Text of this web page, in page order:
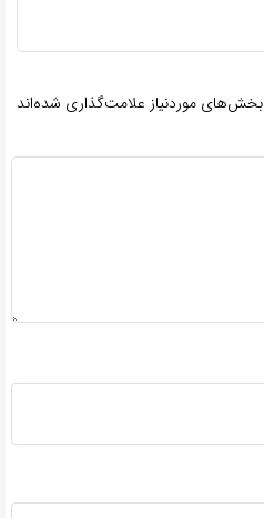
بخش‌های موردنیاز علامت‌گذاری شده‌اند